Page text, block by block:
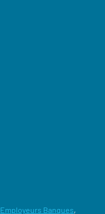
Employeurs Banques,